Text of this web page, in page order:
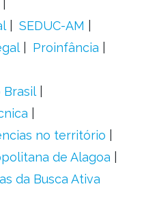
SEDUC-AM
Proinfância
Brasil
no território
de Alagoa
da Busca Ativa